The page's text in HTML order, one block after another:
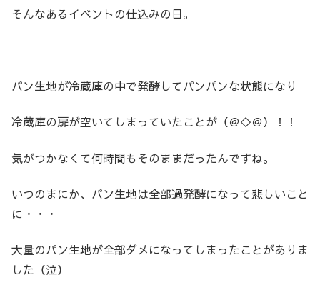
そんなあるイベントの仕込みの日。
パン生地が冷蔵庫の中で発酵してパンパンな状態になり
冷蔵庫の扉が空いてしまっていたことが（＠◇＠）！！
気がつかなくて何時間もそのままだったんですね。
いつのまにか、パン生地は全部過発酵になって悲しいこと
に・・・
大量のパン生地が全部ダメになってしまったことがありま
した（泣）